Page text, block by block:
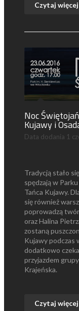
Czytaj więcej
Noc
Kujawy i
Data dodania 1
Tradycją stało
spędzają w
Tańca Kujawy.
się również
poprowadzą
oraz Halina
zostaną
Kujawy podczas
dodatkowo
przyjazdem
Krajeńska.
Czytaj więcej